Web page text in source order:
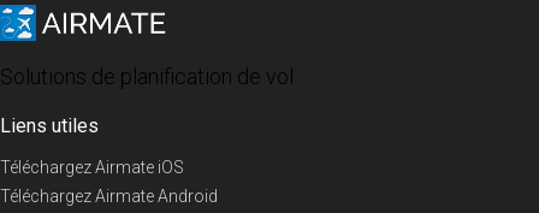
Solutions de planification de vol
Liens utiles
Téléchargez Airmate iOS
Téléchargez Airmate Android